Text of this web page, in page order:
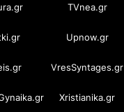
TVnea.gr
Upnow.gr
VresSyntages.gr
Xristianika.gr